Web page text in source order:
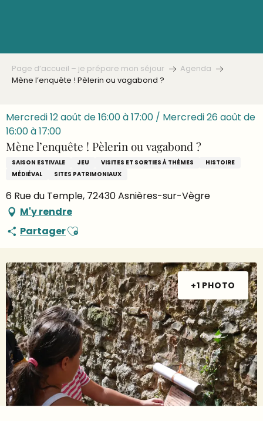
Page d’accueil – je prépare mon séjour
Agenda
Mène l’enquête ! Pèlerin ou vagabond ?
Mercredi 12 août de 16:00 à 17:00 / Mercredi 26 août de
16:00 à 17:00
Mène l’enquête ! Pèlerin ou vagabond ?
SAISON ESTIVALE JEU VISITES ET SORTIES À THÈMES
HISTOIRE
MÉDIÉVAL
SITES PATRIMONIAUX
6 Rue du Temple, 72430 Asnières-sur-Vègre
M'y rendre
PartagerAjouter aux favoris
+1 PHOTO